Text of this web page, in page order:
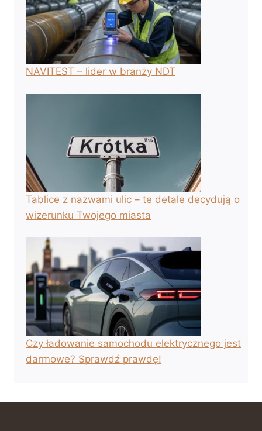
NAVITEST – lider w branży NDT
Tablice z nazwami ulic – te detale decydują o
wizerunku Twojego miasta
Czy ładowanie samochodu elektrycznego jest
darmowe? Sprawdź prawdę!